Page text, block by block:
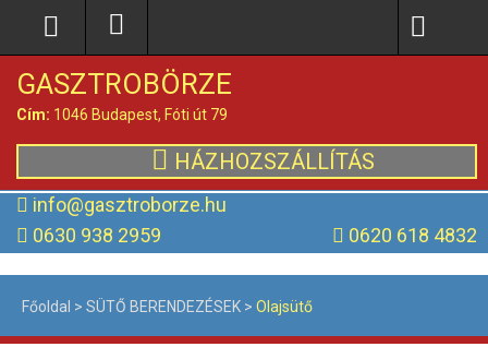
GASZTROBÖRZE
Cím: 1046 Budapest, Fóti út 79
HÁZHOZSZÁLLÍTÁS
info@gasztroborze.hu
0630 938 2959
0620 618 4832
Főoldal > SÜTŐ BERENDEZÉSEK > Olajsütő